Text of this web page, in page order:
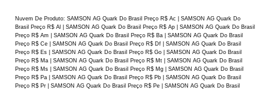
Nuvem De Produto: SAMSON AG Quark Do Brasil Preço R$ Ac | SAMSON AG Quark Do
Brasil Preço R$ Al | SAMSON AG Quark Do Brasil Preço R$ Ap | SAMSON AG Quark Do Brasil
Preço R$ Am | SAMSON AG Quark Do Brasil Preço R$ Ba | SAMSON AG Quark Do Brasil
Preço R$ Ce | SAMSON AG Quark Do Brasil Preço R$ Df | SAMSON AG Quark Do Brasil
Preço R$ Es | SAMSON AG Quark Do Brasil Preço R$ Go | SAMSON AG Quark Do Brasil
Preço R$ Ma | SAMSON AG Quark Do Brasil Preço R$ Mt | SAMSON AG Quark Do Brasil
Preço R$ Ms | SAMSON AG Quark Do Brasil Preço R$ Mg | SAMSON AG Quark Do Brasil
Preço R$ Pa | SAMSON AG Quark Do Brasil Preço R$ Pb | SAMSON AG Quark Do Brasil
Preço R$ Pr | SAMSON AG Quark Do Brasil Preço R$ Pe | SAMSON AG Quark Do Brasil